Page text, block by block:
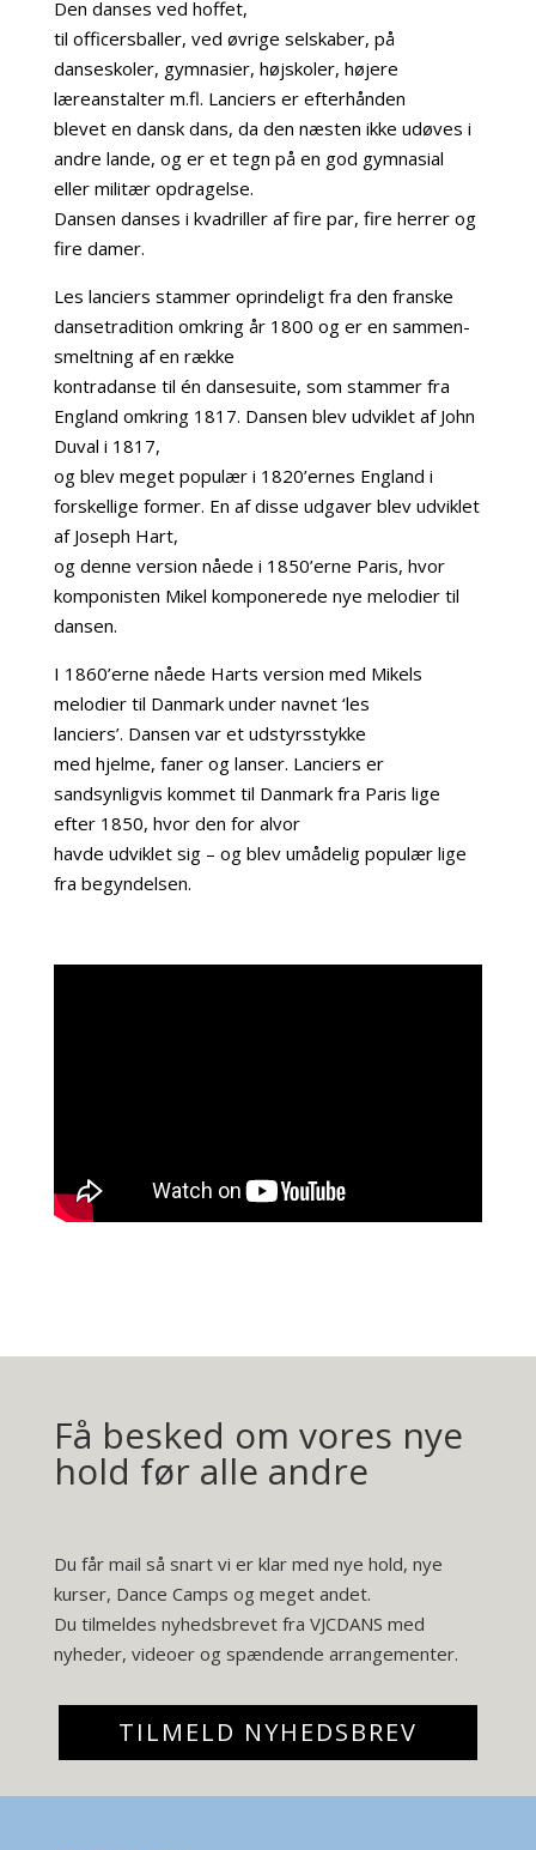
Den danses ved hoffet,
til officersballer, ved øvrige selskaber, på
danseskoler, gymnasier, højskoler, højere
læreanstalter m.fl. Lanciers er efterhånden
blevet en dansk dans, da den næsten ikke udøves i
andre lande, og er et tegn på en god gymnasial
eller militær opdragelse.
Dansen danses i kvadriller af fire par, fire herrer og
fire damer.
Les lanciers stammer oprindeligt fra den franske
dansetradition omkring år 1800 og er en sammen-
smeltning af en række
kontradanse til én dansesuite, som stammer fra
England omkring 1817. Dansen blev udviklet af John
Duval i 1817,
og blev meget populær i 1820’ernes England i
forskellige former. En af disse udgaver blev udviklet
af Joseph Hart,
og denne version nåede i 1850’erne Paris, hvor
komponisten Mikel komponerede nye melodier til
dansen.
I 1860’erne nåede Harts version med Mikels
melodier til Danmark under navnet ‘les
lanciers’. Dansen var et udstyrsstykke
med hjelme, faner og lanser. Lanciers er
sandsynligvis kommet til Danmark fra Paris lige
efter 1850, hvor den for alvor
havde udviklet sig – og blev umådelig populær lige
fra begyndelsen.
Få besked om vores nye
hold før alle andre
Du får mail så snart vi er klar med nye hold, nye
kurser, Dance Camps og meget andet.
Du tilmeldes nyhedsbrevet fra VJCDANS med
nyheder, videoer og spændende arrangementer.
TILMELD NYHEDSBREV